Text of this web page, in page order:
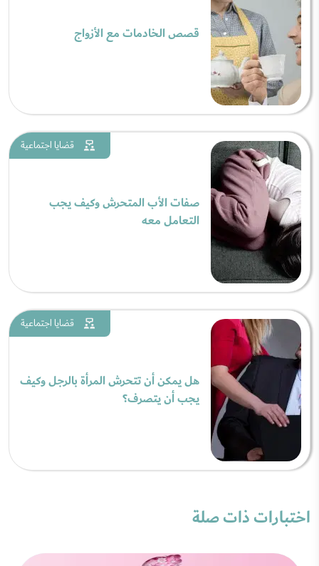
قصص الخادمات مع الأزواج
قضايا اجتماعية
صفات الأب المتحرش وكيف يجب
التعامل معه
قضايا اجتماعية
هل يمكن أن تتحرش المرأة بالرجل وكيف
يجب أن يتصرف؟
اختبارات ذات صلة